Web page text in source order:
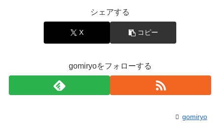
シェアする
X コピー
gomiryoをフォローする
gomiryo